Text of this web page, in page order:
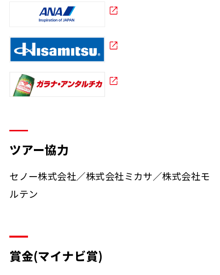
ツアー協力
セノー株式会社／株式会社ミカサ／株式会社モ
ルテン
賞金(マイナビ賞)